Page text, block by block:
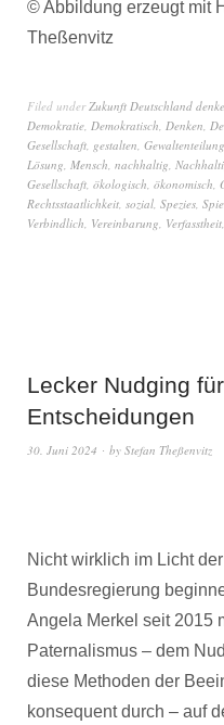
© Abbildung erzeugt mit
Theßenvitz
Filed underZukunft Deutschland
Demokratie, Demokratisch, Denken,
Gesellschaft, gestalten, Gewaltenteilung
Lösung, Mensch, nachhaltig,
Gesellschaft, ökologisch, ökonomisch,
Rechtsstaatlichkeit, sozial, Spezies,
Verbindlich, Vereinbarung, Verfasstheit,
Lecker Nudging
Entscheidungen
30. Juni 2024 by Stefan Theßenvitz
Nicht wirklich im Licht
Bundesregierung
Angela Merkel seit 2015
Paternalismus – dem
diese Methoden der
konsequent durch – auf